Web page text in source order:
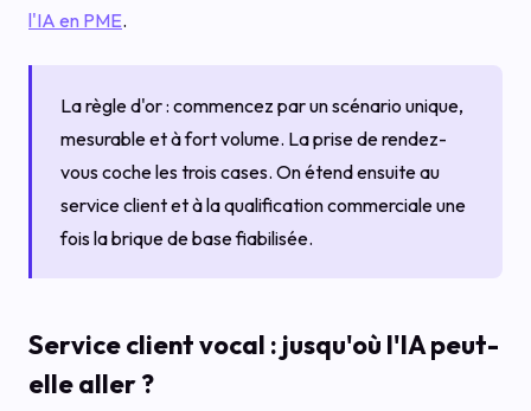
l'IA en PME.
La règle d'or : commencez par un scénario unique,
mesurable et à fort volume. La prise de rendez-
vous coche les trois cases. On étend ensuite au
service client et à la qualification commerciale une
fois la brique de base fiabilisée.
Service client vocal : jusqu'où l'IA peut-
elle aller ?